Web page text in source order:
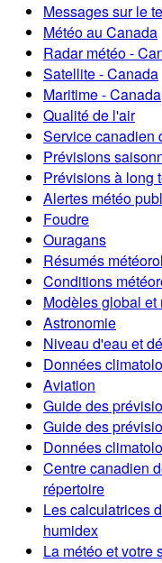
Messages sur le
Météo au Canada
Radar météo -
Satellite - Canada
Maritime - Canada
Qualité de l'air
Service canadien
Prévisions
Prévisions à long
Alertes météo
Foudre
Ouragans
Résumés
Conditions
Modèles global
Astronomie
Niveau d'eau et
Données
Aviation
Guide des
Guide des
Données
Centre canadien
répertoire
Les calculatrices
humidex
La météo et votre